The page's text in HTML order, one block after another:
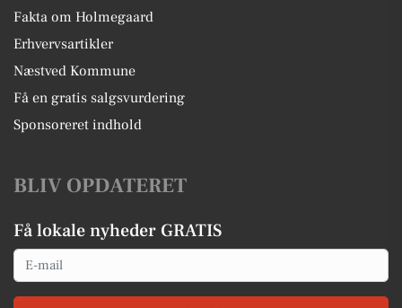
Fakta om Holmegaard
Erhvervsartikler
Næstved Kommune
Få en gratis salgsvurdering
Sponsoreret indhold
BLIV OPDATERET
Få lokale nyheder GRATIS
Email